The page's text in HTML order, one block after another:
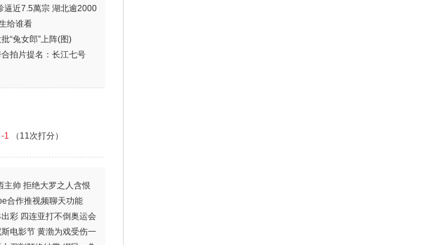
逼近7.5萬宗 湖北逾2000
给谁看
“兔女郎”上阵(图)
拍片提名：长江七号
-1 （11次打分）
主帅 拒绝大罗之人含恨
合作推视频聊天功能
彩 四连亚打不倒奥运会
斯电影节 黄渤为戏受伤一